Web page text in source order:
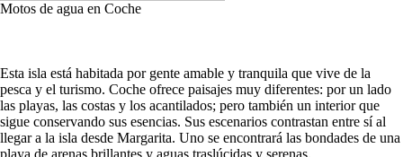
Motos de agua en Coche
Esta isla está habitada por gente amable y tranquila que vive de la
pesca y el turismo. Coche ofrece paisajes muy diferentes: por un lado
las playas, las costas y los acantilados; pero también un interior que
sigue conservando sus esencias. Sus escenarios contrastan entre sí al
llegar a la isla desde Margarita. Uno se encontrará las bondades de una
playa de arenas brillantes y aguas traslúcidas y serenas.